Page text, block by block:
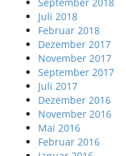
Juli 2018
Februar 2018
Dezember 2017
November 2017
September 2017
Juli 2017
Dezember 2016
November 2016
Mai 2016
Februar 2016